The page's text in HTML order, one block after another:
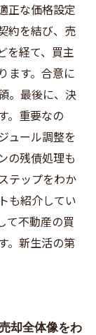
正な価格設定
約を結び、売
を経て、買主
ます。合意に
。最後に、決
。重要なの
ュール調整を
の残債処理も
テップをわか
も紹介してい
て不動産の買
。新生活の第
却全体像をわ